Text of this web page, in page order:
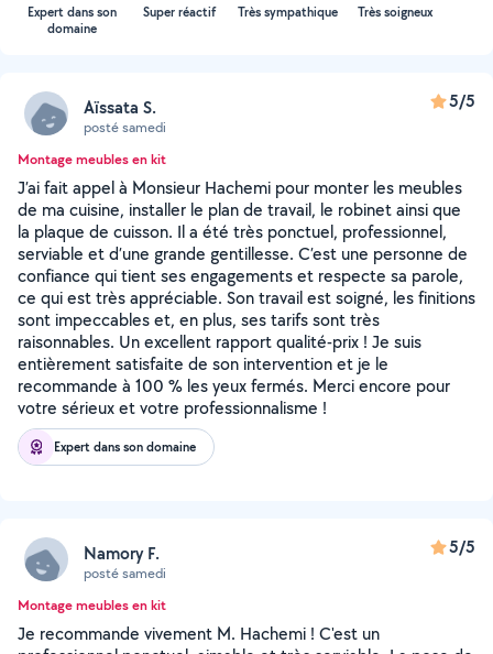
Expert dans son
domaine
Super réactif Très sympathique Très soigneux
Aïssata S.
posté samedi
5/5
Montage meubles en kit
J’ai fait appel à Monsieur Hachemi pour monter les meubles
de ma cuisine, installer le plan de travail, le robinet ainsi que
la plaque de cuisson. Il a été très ponctuel, professionnel,
serviable et d’une grande gentillesse. C’est une personne de
confiance qui tient ses engagements et respecte sa parole,
ce qui est très appréciable. Son travail est soigné, les finitions
sont impeccables et, en plus, ses tarifs sont très
raisonnables. Un excellent rapport qualité-prix ! Je suis
entièrement satisfaite de son intervention et je le
recommande à 100 % les yeux fermés. Merci encore pour
votre sérieux et votre professionnalisme !
Expert dans son domaine
Namory F.
posté samedi
5/5
Montage meubles en kit
Je recommande vivement M. Hachemi ! C'est un